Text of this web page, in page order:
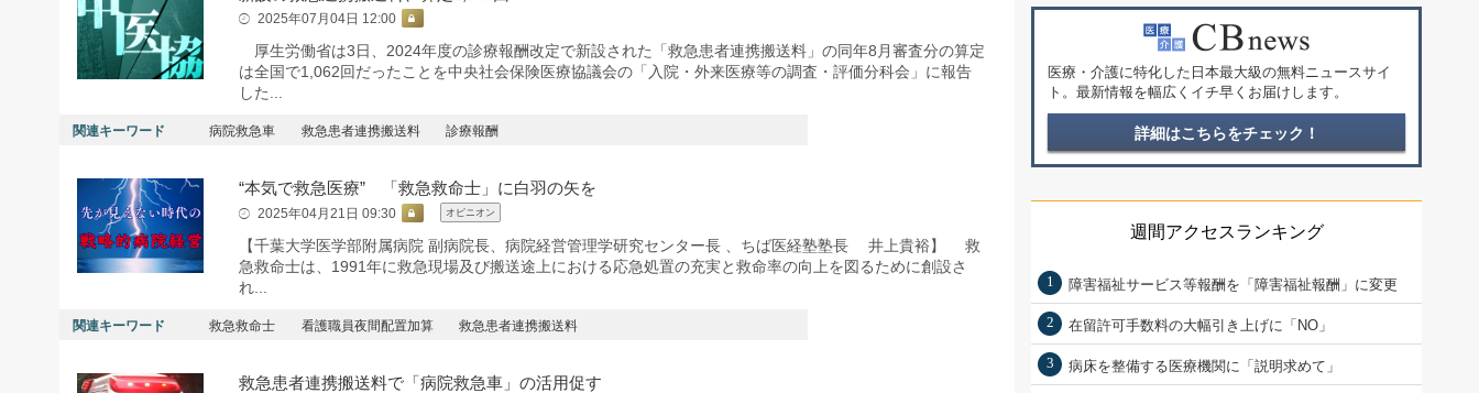
2025年07月04日 12:00
厚生労働省は3日、2024年度の診療報酬改定で新設された「救急患者連携搬送料」の同年8月審査分の算定
は全国で1,062回だったことを中央社会保険医療協議会の「入院・外来医療等の調査・評価分科会」に報告
した...
関連キーワード 病院救急車 救急患者連携搬送料 診療報酬
“本気で救急医療” 「救急救命士」に白羽の矢を
2025年04月21日 09:30 オピニオン
【千葉大学医学部附属病院 副病院長、病院経営管理学研究センター長 、ちば医経塾塾長 井上貴裕】 救
急救命士は、1991年に救急現場及び搬送途上における応急処置の充実と救命率の向上を図るために創設さ
れ...
関連キーワード 救急救命士 看護職員夜間配置加算 救急患者連携搬送料
救急患者連携搬送料で「病院救急車」の活用促す
医療・介護に特化した日本最大級の無料ニュースサイ
ト。最新情報を幅広くイチ早くお届けします。
詳細はこちらをチェック！
週間アクセスランキング
1 障害福祉サービス等報酬を「障害福祉報酬」に変更
2 在留許可手数料の大幅引き上げに「NO」
3 病床を整備する医療機関に「説明求めて」